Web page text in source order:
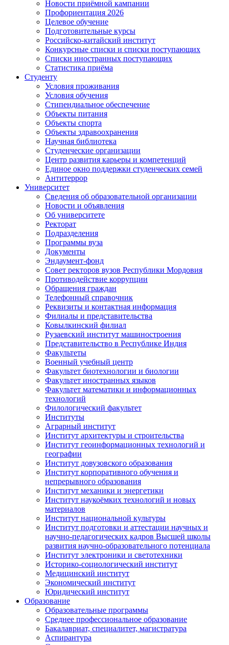
Новости приёмной кампании
Профориентация 2026
Целевое обучение
Подготовительные курсы
Российско-китайский институт
Конкурсные списки и списки поступающих
Списки иностранных поступающих
Статистика приёма
Студенту
Условия проживания
Условия обучения
Стипендиальное обеспечение
Объекты питания
Объекты спорта
Объекты здравоохранения
Научная библиотека
Студенческие организации
Центр развития карьеры и компетенций
Единое окно поддержки студенческих семей
Антитеррор
Университет
Сведения об образовательной организации
Новости и объявления
Об университете
Ректорат
Подразделения
Программы вуза
Документы
Эндаумент-фонд
Совет ректоров вузов Республики Мордовия
Противодействие коррупции
Обращения граждан
Телефонный справочник
Реквизиты и контактная информация
Филиалы и представительства
Ковылкинский филиал
Рузаевский институт машиностроения
Представительство в Республике Индия
Факультеты
Военный учебный центр
Факультет биотехнологии и биологии
Факультет иностранных языков
Факультет математики и информационных
технологий
Филологический факультет
Институты
Аграрный институт
Институт архитектуры и строительства
Институт геоинформационных технологий и
географии
Институт довузовского образования
Институт корпоративного обучения и
непрерывного образования
Институт механики и энергетики
Институт наукоёмких технологий и новых
материалов
Институт национальной культуры
Институт подготовки и аттестации научных и
научно-педагогических кадров Высшей школы
развития научно-образовательного потенциала
Институт электроники и светотехники
Историко-социологический институт
Медицинский институт
Экономический институт
Юридический институт
Образование
Образовательные программы
Среднее профессиональное образование
Бакалавриат, специалитет, магистратура
Аспирантура